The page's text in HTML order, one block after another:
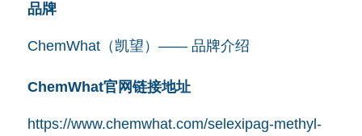
品牌
ChemWhat（凯望）—— 品牌介绍
ChemWhat官网链接地址
https://www.chemwhat.com/selexipag-methyl-